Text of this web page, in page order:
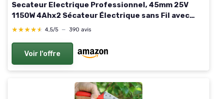
Secateur Electrique Professionnel, 45mm 25V
1150W 4Ahx2 Sécateur Électrique sans Fil avec
Batterie Secateur Electrique sans Fil pour
★★★★★
★★★★★ 4,5/5 — 390 avis
Voir l'offre